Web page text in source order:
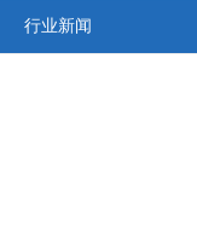
行业新闻